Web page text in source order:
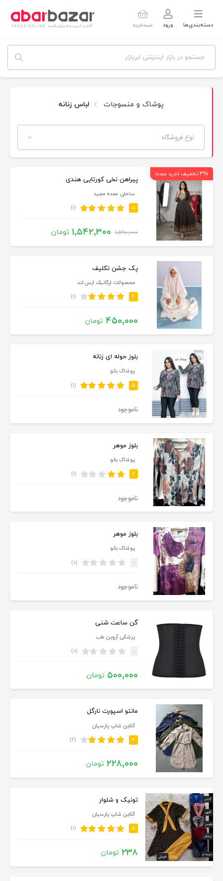
دسته‌بندی‌ها ورود سبدخرید
پوشاک و منسوجات لباس زنانه
نوع فروشگاه
۳% تخفیف (خرید عمده)
پیراهن نخی کورتایی هندی
ساحلی عمده مجید
۵ (۱)
۱,۵۹۰,۰۰۰ ۱,۵۴۲,۳۰۰ تومان
پک جشن تکلیف
محصولات ارگانیک ارس لند
۴ (۱)
۴۵۰,۰۰۰ تومان
بلوز حوله ای زنانه
پوشاک بانو
۵ (۱)
ناموجود
بلوز موهر
پوشاک بانو
۲ (۱)
ناموجود
بلوز موهر
پوشاک بانو
- (۰)
ناموجود
گن ساعت شنی
پزشکی آروین طب
- (۰)
۵۰۰,۰۰۰ تومان
مانتو اسپورت نارگل
آنلاین شاپ پارسیان
۴ (۲)
۲۲۸,۰۰۰ تومان
تونیک و شلوار
آنلاین شاپ پارسیان
۵ (۱)
۲۳۸ تومان